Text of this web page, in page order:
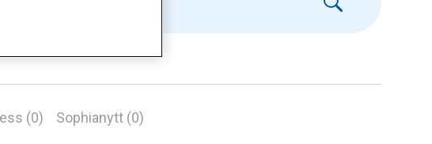
(0) Sophianytt (0)